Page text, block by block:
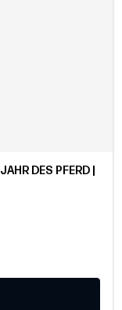
DES PFERD |